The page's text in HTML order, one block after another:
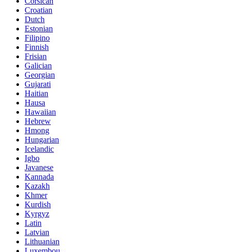
Croatian
Dutch
Estonian
Filipino
Finnish
Frisian
Galician
Georgian
Gujarati
Haitian
Hausa
Hawaiian
Hebrew
Hmong
Hungarian
Icelandic
Igbo
Javanese
Kannada
Kazakh
Khmer
Kurdish
Kyrgyz
Latin
Latvian
Lithuanian